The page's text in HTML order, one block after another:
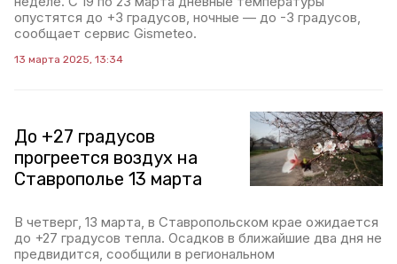
опустятся до +3 градусов, ночные — до -3 градусов,
сообщает сервис Gismeteo.
13 марта 2025, 13:34
До +27 градусов
прогреется воздух на
Ставрополье 13 марта
В четверг, 13 марта, в Ставропольском крае ожидается
до +27 градусов тепла. Осадков в ближайшие два дня не
предвидится, сообщили в региональном